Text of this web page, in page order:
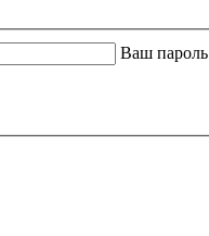
Ваш пароль